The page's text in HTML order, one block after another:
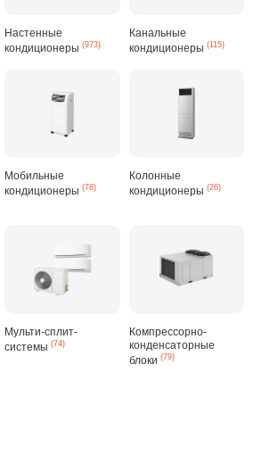
Настенные
кондиционеры(973)
Канальные
кондиционеры (115)
Мобильные
кондиционеры(78)
Колонные
кондиционеры (26)
Мульти-сплит-
системы(74)
Компрессорно-
конденсаторные
блоки (79)